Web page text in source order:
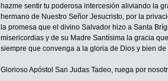
hazme sentir tu poderosa intercesión aliviando la
hermano de Nuestro Señor Jesucristo, por la
la promesa que el divino Salvador hizo a Santa
misericordias y de su Madre Santísima la gracia
siempre que convenga a la gloria de Dios y bien de
Glorioso Apóstol San Judas Tadeo, ruega por